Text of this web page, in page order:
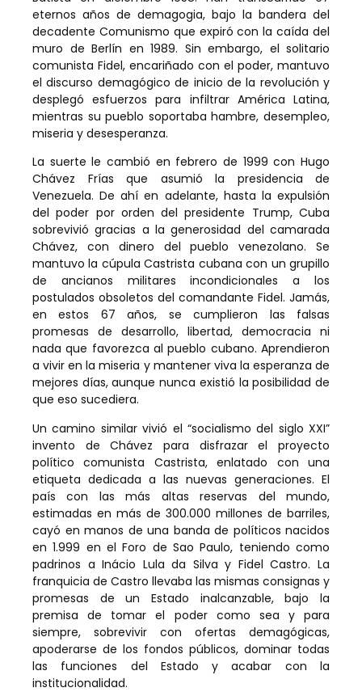
eternos años de demagogia, bajo la bandera del
decadente Comunismo que expiró con la caída del
muro de Berlín en 1989. Sin embargo, el solitario
comunista Fidel, encariñado con el poder, mantuvo
el discurso demagógico de inicio de la revolución y
desplegó esfuerzos para infiltrar América Latina,
mientras su pueblo soportaba hambre, desempleo,
miseria y desesperanza.
La suerte le cambió en febrero de 1999 con Hugo
Chávez Frías que asumió la presidencia de
Venezuela. De ahí en adelante, hasta la expulsión
del poder por orden del presidente Trump, Cuba
sobrevivió gracias a la generosidad del camarada
Chávez, con dinero del pueblo venezolano. Se
mantuvo la cúpula Castrista cubana con un grupillo
de ancianos militares incondicionales a los
postulados obsoletos del comandante Fidel. Jamás,
en estos 67 años, se cumplieron las falsas
promesas de desarrollo, libertad, democracia ni
nada que favorezca al pueblo cubano. Aprendieron
a vivir en la miseria y mantener viva la esperanza de
mejores días, aunque nunca existió la posibilidad de
que eso sucediera.
Un camino similar vivió el “socialismo del siglo XXI”
invento de Chávez para disfrazar el proyecto
político comunista Castrista, enlatado con una
etiqueta dedicada a las nuevas generaciones. El
país con las más altas reservas del mundo,
estimadas en más de 300.000 millones de barriles,
cayó en manos de una banda de políticos nacidos
en 1.999 en el Foro de Sao Paulo, teniendo como
padrinos a Inácio Lula da Silva y Fidel Castro. La
franquicia de Castro llevaba las mismas consignas y
promesas de un Estado inalcanzable, bajo la
premisa de tomar el poder como sea y para
siempre, sobrevivir con ofertas demagógicas,
apoderarse de los fondos públicos, dominar todas
las funciones del Estado y acabar con la
institucionalidad.